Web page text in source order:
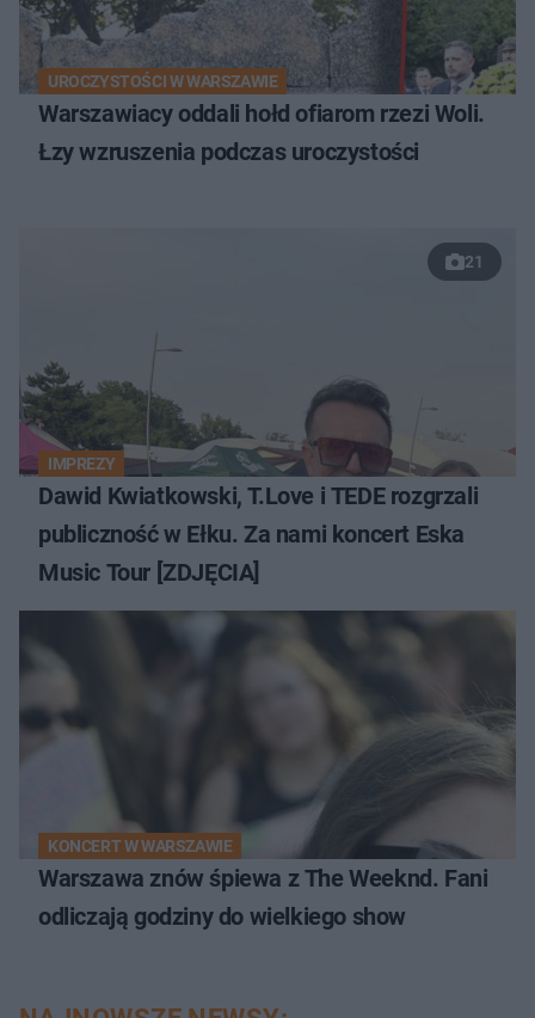
UROCZYSTOŚCI W WARSZAWIE
Warszawiacy oddali hołd ofiarom rzezi Woli.
Łzy wzruszenia podczas uroczystości
21
IMPREZY
Dawid Kwiatkowski, T.Love i TEDE rozgrzali
publiczność w Ełku. Za nami koncert Eska
Music Tour [ZDJĘCIA]
KONCERT W WARSZAWIE
Warszawa znów śpiewa z The Weeknd. Fani
odliczają godziny do wielkiego show